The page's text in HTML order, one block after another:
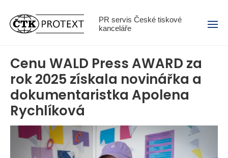
PR servis České tiskové
kanceláře
Menu
Cenu WALD Press AWARD za
rok 2025 získala novinářka a
dokumentaristka Apolena
Rychlíková